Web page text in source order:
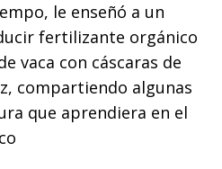
le enseñó a un
fertilizante orgánico
vaca con cáscaras de
compartiendo algunas
que aprendiera en el